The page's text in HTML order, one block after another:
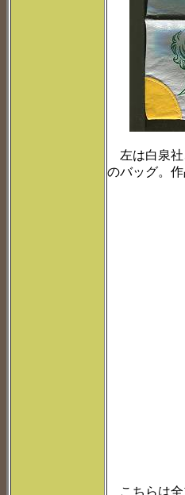
左は白泉社
のバッグ。
こちらは全